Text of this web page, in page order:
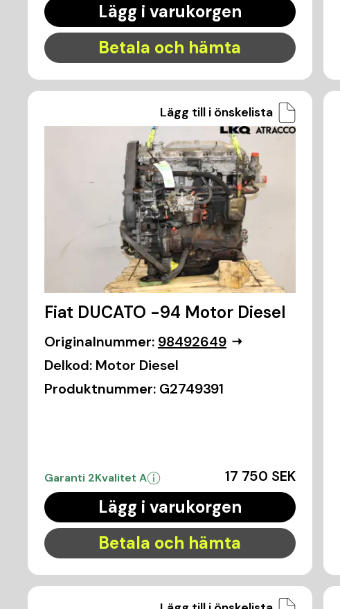
Lägg i varukorgen
Betala och hämta
Lägg till i önskelista
Fiat DUCATO -94 Motor Diesel
Originalnummer: 98492649
Delkod: Motor Diesel
Produktnummer: G2749391
Garanti 2Kvalitet A 17 750 SEK
Lägg i varukorgen
Betala och hämta